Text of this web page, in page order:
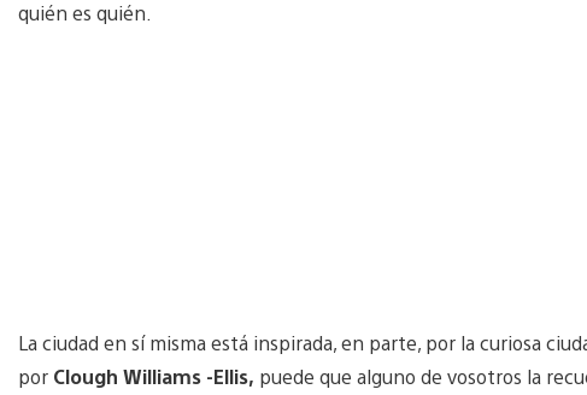
quién es quién.
La ciudad en sí misma está inspirada, en parte, por la curiosa
por Clough Williams -Ellis, puede que alguno de vosotros la